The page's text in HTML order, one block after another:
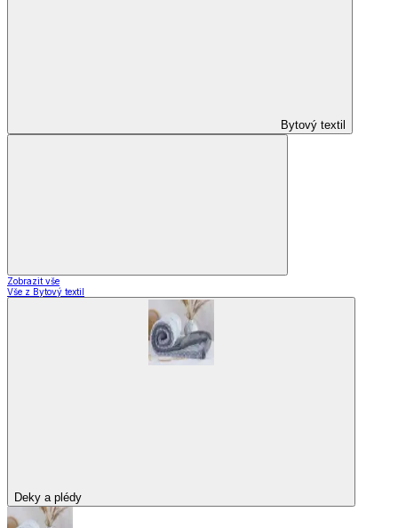
Bytový textil
Zobrazit vše
Vše z Bytový textil
Deky a plédy